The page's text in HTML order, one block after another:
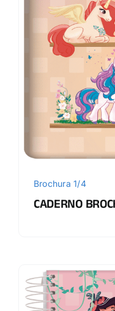
Brochura 1/4
CADERNO